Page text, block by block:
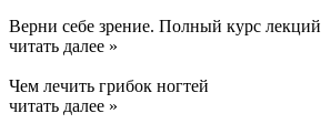
Верни себе зрение. Полный курс лекций
читать далее »
Чем лечить грибок ногтей
читать далее »